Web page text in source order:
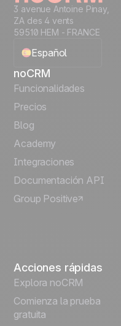
3 avenue Antoine Pinay,
ZA des 4 vents
59510 HEM - FRANCE
Español
English
Português
Italiano
Deutsch
noCRM
Funcionalidades
Precios
Blog
Academy
Integraciones
Documentación API
Group Positive
Acciones rápidas
Explora noCRM
Comienza la prueba
gratuita